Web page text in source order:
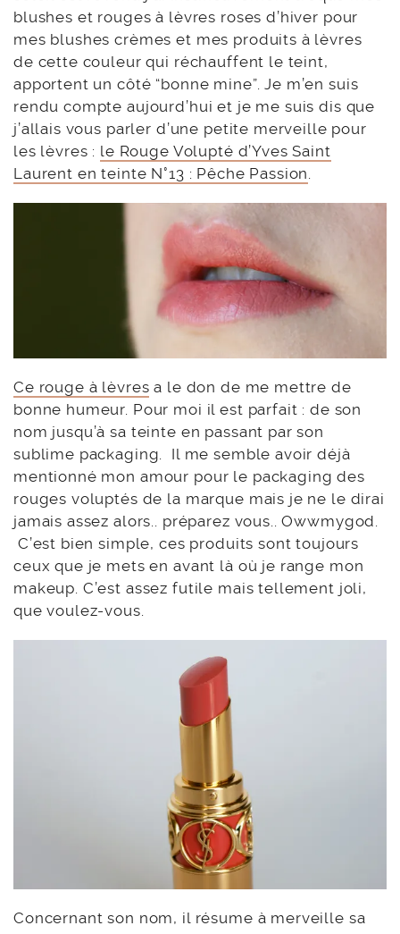
blushes et rouges à lèvres roses d’hiver pour
mes blushes crèmes et mes produits à lèvres
de cette couleur qui réchauffent le teint,
apportent un côté “bonne mine”. Je m’en suis
rendu compte aujourd’hui et je me suis dis que
j’allais vous parler d’une petite merveille pour
les lèvres : le Rouge Volupté d’Yves Saint
Laurent en teinte N°13 : Pêche Passion.
Ce rouge à lèvres a le don de me mettre de
bonne humeur. Pour moi il est parfait : de son
nom jusqu’à sa teinte en passant par son
sublime packaging. Il me semble avoir déjà
mentionné mon amour pour le packaging des
rouges voluptés de la marque mais je ne le dirai
jamais assez alors.. préparez vous.. Owwmygod.
C’est bien simple, ces produits sont toujours
ceux que je mets en avant là où je range mon
makeup. C’est assez futile mais tellement joli,
que voulez-vous.
Concernant son nom, il résume à merveille sa